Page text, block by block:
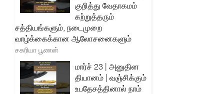
குறித்து வேதாகமம்
கற்றுத்தரும்
சத்தியங்களும், நடைமுறை
வாழ்க்கைக்கான ஆலோசனைகளும்
சகரியா பூணன்
மார்ச் 23 | அனுதின
தியானம் | வஞ்சிக்கும்
உபதேசத்தினால் நாம்